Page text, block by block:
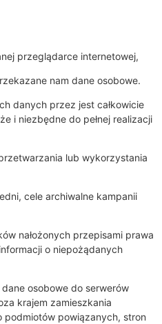
przeglądarce internetowej,
nam dane osobowe.
danych przez jest całkowicie
i niezbędne do pełnej realizacji
lub wykorzystania
cele archiwalne kampanii
nałożonych przepisami prawa
o niepożądanych
osobowe do serwerów
krajem zamieszkania
podmiotów powiązanych, stron